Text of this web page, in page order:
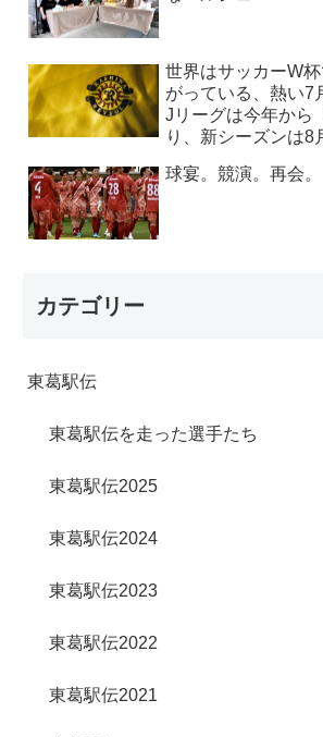
世界はサッカーW
がっている、熱い7
Jリーグは今年から
り、新シーズンは8
球宴。競演。再会。
カテゴリー
東葛駅伝
東葛駅伝を走った選手たち
東葛駅伝2025
東葛駅伝2024
東葛駅伝2023
東葛駅伝2022
東葛駅伝2021